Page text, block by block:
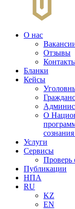
О нас
Отзывы
Бланки
Кейсы
О
Услуги
Сервисы
Проверь
Публикации
НПА
RU
KZ
EN